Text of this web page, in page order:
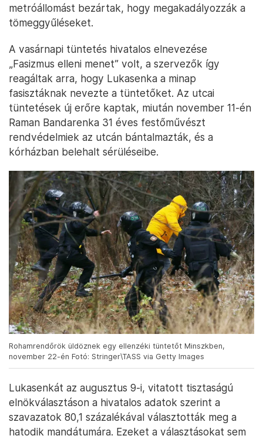
metróállomást bezártak, hogy megakadályozzák a
tömeggyűléseket.
A vasárnapi tüntetés hivatalos elnevezése
„Fasizmus elleni menet” volt, a szervezők így
reagáltak arra, hogy Lukasenka a minap
fasisztáknak nevezte a tüntetőket. Az utcai
tüntetések új erőre kaptak, miután november 11-én
Raman Bandarenka 31 éves festőművészt
rendvédelmiek az utcán bántalmazták, és a
kórházban belehalt sérüléseibe.
Rohamrendőrök üldöznek egy ellenzéki tüntetőt Minszkben,
november 22-én Fotó: Stringer\TASS via Getty Images
Lukasenkát az augusztus 9-i, vitatott tisztaságú
elnökválasztáson a hivatalos adatok szerint a
szavazatok 80,1 százalékával választották meg a
hatodik mandátumára. Ezeket a választásokat sem